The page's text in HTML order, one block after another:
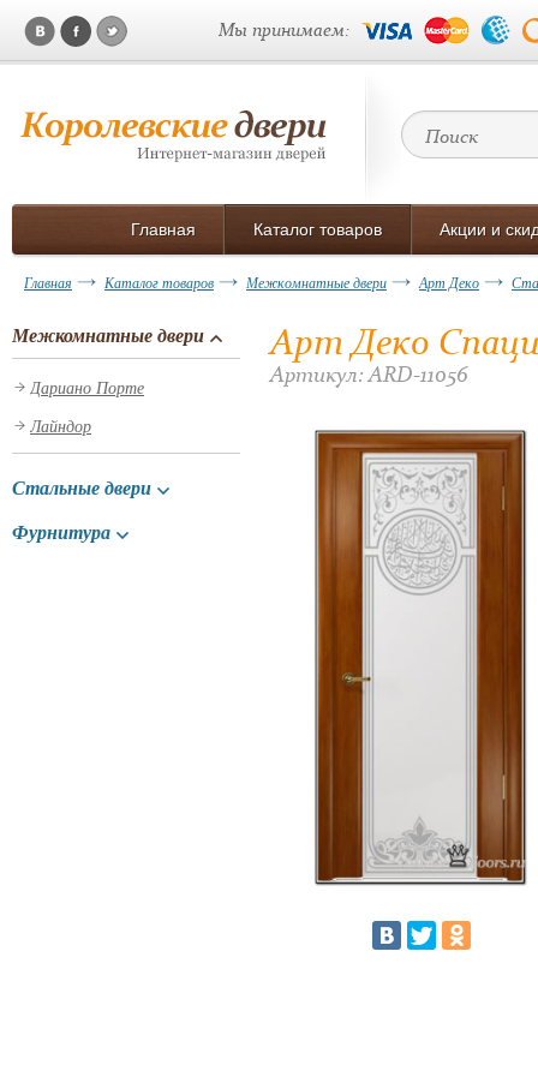
Мы принимаем:
Главная Каталог товаров Акции и
Главная Каталог товаров Межкомнатные двери Арт Деко
Межкомнатные двери
Дариано Порте
Лайндор
Стальные двери
Фурнитура
Арт Деко
Артикул: ARD-11056